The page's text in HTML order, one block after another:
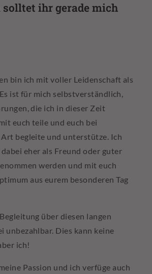
ihr gerade mich
bin ich mit voller Leidenschaft als
ist für mich selbstverständlich,
die ich in dieser Zeit
euch teile und euch bei
Art begleite und unterstütze. Ich
eher als Freund oder guter
werden und mit euch
aus eurem besonderen Tag
über diesen langen
unbezahlbar. Dies kann keine
ich!
Passion und ich verfüge auch